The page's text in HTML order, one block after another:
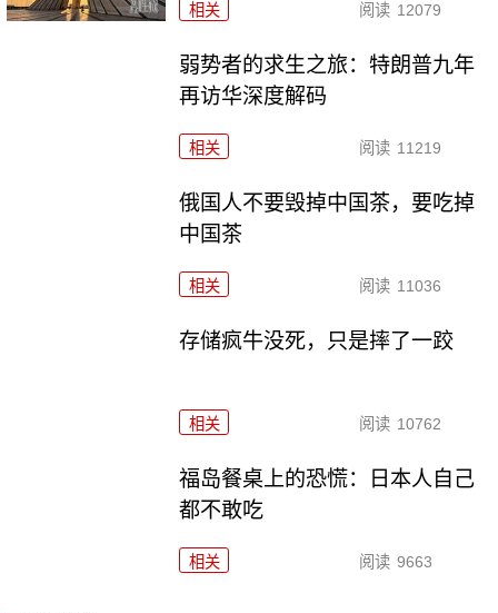
相关 阅读 12079
弱势者的求生之旅：特朗普九年
再访华深度解码
相关 阅读 11219
俄国人不要毁掉中国茶，要吃掉
中国茶
相关 阅读 11036
存储疯牛没死，只是摔了一跤
相关 阅读 10762
福岛餐桌上的恐慌：日本人自己
都不敢吃
相关 阅读 9663